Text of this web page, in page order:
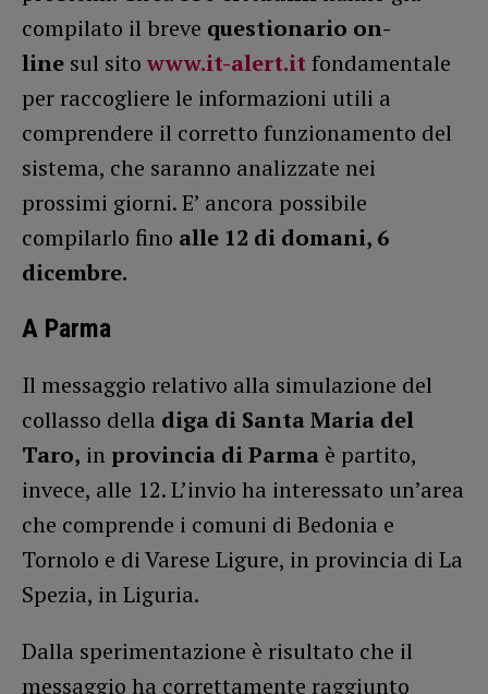
compilato il breve questionario on-
line sul sito www.it-alert.itfondamentale
per raccogliere le informazioni utili a
comprendere il corretto funzionamento del
sistema, che saranno analizzate nei
prossimi giorni. E’ ancora possibile
compilarlo fino alle 12 di domani, 6
dicembre.
A Parma
Il messaggio relativo alla simulazione del
collasso della diga di Santa Maria del
Taro, in provincia di Parma è partito,
invece, alle 12. L’invio ha interessato un’area
che comprende i comuni di Bedonia e
Tornolo e di Varese Ligure, in provincia di La
Spezia, in Liguria.
Dalla sperimentazione è risultato che il
messaggio ha correttamente raggiunto